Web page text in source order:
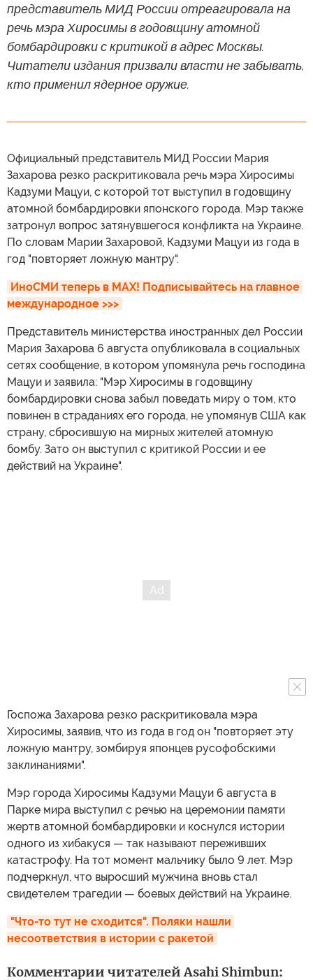
представитель МИД России отреагировала на
речь мэра Хиросимы в годовщину атомной
бомбардировки с критикой в адрес Москвы.
Читатели издания призвали власти не забывать,
кто применил ядерное оружие.
Официальный представитель МИД России Мария
Захарова резко раскритиковала речь мэра Хиросимы
Кадзуми Мацуи, с которой тот выступил в годовщину
атомной бомбардировки японского города. Мэр также
затронул вопрос затянувшегося конфликта на Украине.
По словам Марии Захаровой, Кадзуми Мацуи из года в
год "повторяет ложную мантру".
ИноСМИ теперь в MAX! Подписывайтесь на главное
международное >>>
Представитель министерства иностранных дел России
Мария Захарова 6 августа опубликовала в социальных
сетях сообщение, в котором упомянула речь господина
Мацуи и заявила: "Мэр Хиросимы в годовщину
бомбардировки снова забыл поведать миру о том, кто
повинен в страданиях его города, не упомянув США как
страну, сбросившую на мирных жителей атомную
бомбу. Зато он выступил с критикой России и ее
действий на Украине".
Госпожа Захарова резко раскритиковала мэра
Хиросимы, заявив, что из года в год он "повторяет эту
ложную мантру, зомбируя японцев русофобскими
заклинаниями".
Мэр города Хиросимы Кадзуми Мацуи 6 августа в
Парке мира выступил с речью на церемонии памяти
жертв атомной бомбардировки и коснулся истории
одного из хибакуся — так называют переживших
катастрофу. На тот момент мальчику было 9 лет. Мэр
подчеркнул, что выросший мужчина вновь стал
свидетелем трагедии — боевых действий на Украине.
"Что-то тут не сходится". Поляки нашли
несоответствия в истории с ракетой
Комментарии читателей Asahi Shimbun: